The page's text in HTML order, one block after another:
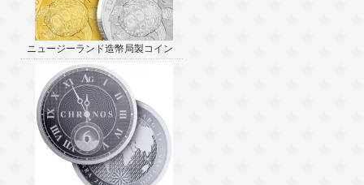
ニュージーランド造幣局製コイン